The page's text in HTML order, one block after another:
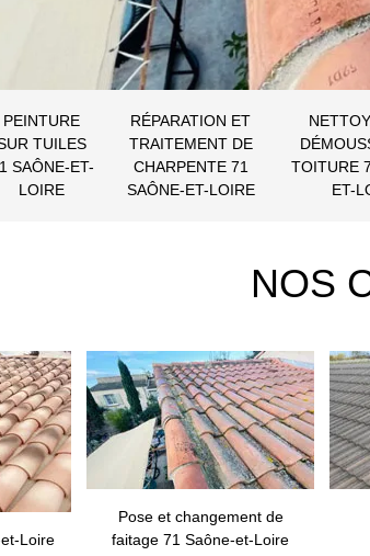
PEINTURE
TUILES
SAÔNE-ET-
LOIRE
RÉPARATION ET
TRAITEMENT DE
CHARPENTE 71
SAÔNE-ET-LOIRE
TOITURE
ET-
NOS
Loire
Pose et changement de
faitage 71 Saône-et-Loire